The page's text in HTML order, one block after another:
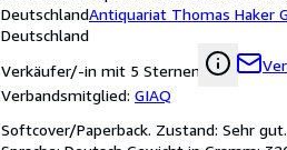
DeutschlandAntiquariat Thomas Haker
Deutschland
Verkäufer/-in mit 5 Sternen
Verbandsmitglied: GIAQ
Softcover/Paperback. Zustand: Sehr